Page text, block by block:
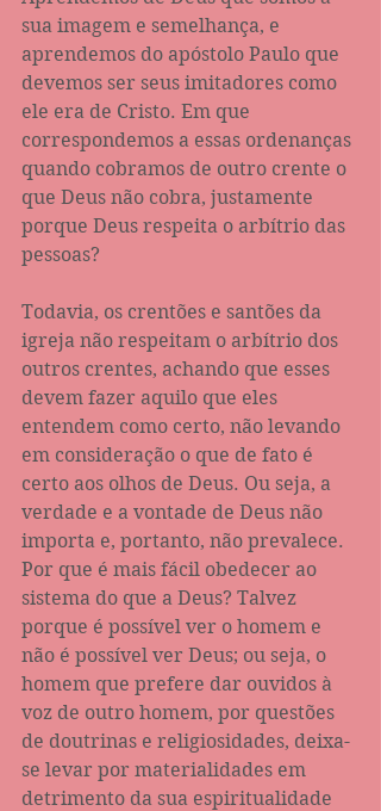
sua imagem e semelhança, e
aprendemos do apóstolo Paulo que
devemos ser seus imitadores como
ele era de Cristo. Em que
correspondemos a essas ordenanças
quando cobramos de outro crente o
que Deus não cobra, justamente
porque Deus respeita o arbítrio das
pessoas?
Todavia, os crentões e santões da
igreja não respeitam o arbítrio dos
outros crentes, achando que esses
devem fazer aquilo que eles
entendem como certo, não levando
em consideração o que de fato é
certo aos olhos de Deus. Ou seja, a
verdade e a vontade de Deus não
importa e, portanto, não prevalece.
Por que é mais fácil obedecer ao
sistema do que a Deus? Talvez
porque é possível ver o homem e
não é possível ver Deus; ou seja, o
homem que prefere dar ouvidos à
voz de outro homem, por questões
de doutrinas e religiosidades, deixa-
se levar por materialidades em
detrimento da sua espiritualidade